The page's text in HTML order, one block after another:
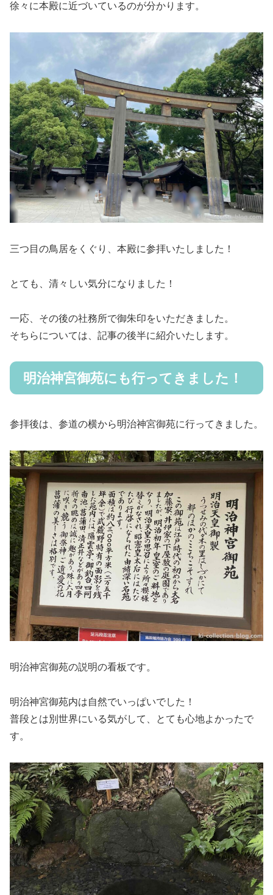
徐々に本殿に近づいているのが分かります。
三つ目の鳥居をくぐり、本殿に参拝いたしました！
とても、清々しい気分になりました！
一応、その後の社務所で御朱印をいただきました。
そちらについては、記事の後半に紹介いたします。
明治神宮御苑にも行ってきました！
参拝後は、参道の横から明治神宮御苑に行ってきました。
明治神宮御苑の説明の看板です。
明治神宮御苑内は自然でいっぱいでした！
普段とは別世界にいる気がして、とても心地よかったで
す。